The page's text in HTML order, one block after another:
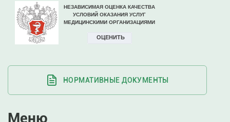
НОРМАТИВНЫЕ ДОКУМЕНТЫ
Меню